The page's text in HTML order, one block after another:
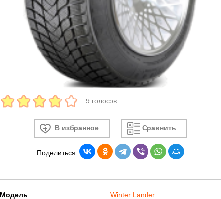
9 голосов
В избранное Сравнить
Поделиться:
Модель Winter Lander